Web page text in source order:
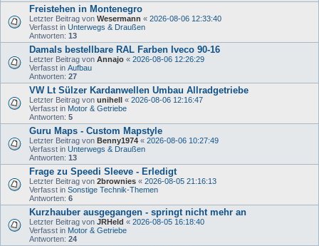
Freistehen in Montenegro
Letzter Beitrag von Wesermann « 2026-08-06 12:33:40
Verfasst in Unterwegs & Draußen
Antworten: 13
Damals bestellbare RAL Farben Iveco 90-16
Letzter Beitrag von Annajo « 2026-08-06 12:26:29
Verfasst in Aufbau
Antworten: 27
VW Lt Sülzer Kardanwellen Umbau Allradgetriebe
Letzter Beitrag von unihell « 2026-08-06 12:16:47
Verfasst in Motor & Getriebe
Antworten: 5
Guru Maps - Custom Mapstyle
Letzter Beitrag von Benny1974 « 2026-08-06 10:27:49
Verfasst in Unterwegs & Draußen
Antworten: 13
Frage zu Speedi Sleeve - Erledigt
Letzter Beitrag von 2brownies « 2026-08-05 21:16:13
Verfasst in Sonstige Technik-Themen
Antworten: 6
Kurzhauber ausgegangen - springt nicht mehr an
Letzter Beitrag von JRHeld « 2026-08-05 16:18:40
Verfasst in Motor & Getriebe
Antworten: 24